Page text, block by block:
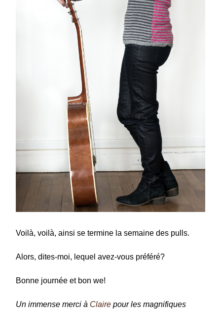
Voilà, voilà, ainsi se termine la semaine des pulls.
Alors, dites-moi, lequel avez-vous préféré?
Bonne journée et bon we!
Un immense merci à Claire pour les magnifiques